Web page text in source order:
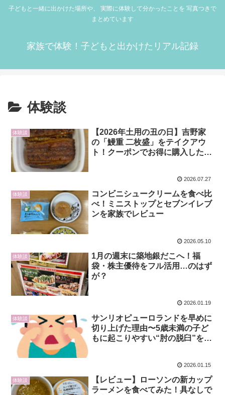
子どもと一緒に出かけた場所や、 実際に体験して分かったことを 写真つきで
まとめています
家族で体験！子どもと出かけたリアル記録
体験談
体験談
【2026年土用の丑の日】吉野家
の「鰻重 二枚盛」をテイクアウ
ト！クーポンでお得に購入した感
2026.07.27
体験談
コンビニシュークリームを食べ比
べ！ミニストップとセブンイレブ
ンを家族でレビュー
2026.05.10
体験談
1月の週末に築地銀だこへ！福
袋・株主優待をフル活用…のはず
が？
2026.01.19
体験談
サンリオピューロランドを早めに
切り上げた理由〜5歳未満の子ど
もに起こりやすい“肘の脱臼”を経
2026.01.15
体験談
【レビュー】ローソンの新カップ
ラーメンを食べてみた！具なしで